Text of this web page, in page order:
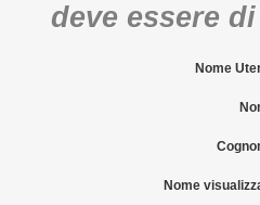
deve essere
Nome
Nome